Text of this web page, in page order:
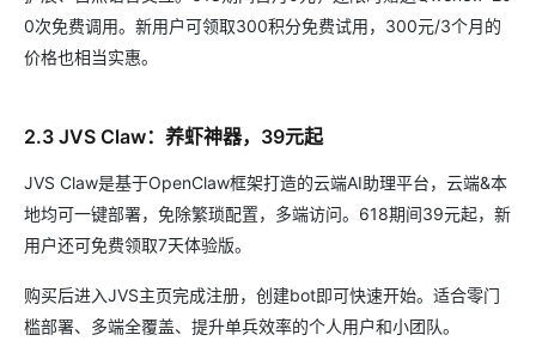
0次免费调用。新用户可领取300积分免费试用，300元/3个月的
价格也相当实惠。
2.3 JVS Claw：养虾神器，39元起
JVS Claw是基于OpenClaw框架打造的云端AI助理平台，云端&本
地均可一键部署，免除繁琐配置，多端访问。618期间39元起，新
用户还可免费领取7天体验版。
购买后进入JVS主页完成注册，创建bot即可快速开始。适合零门
槛部署、多端全覆盖、提升单兵效率的个人用户和小团队。